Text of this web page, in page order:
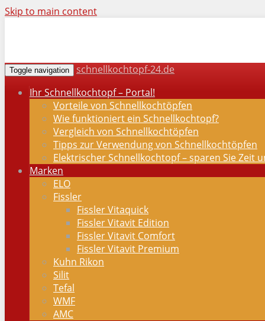
Skip to main content
Toggle navigation
schnellkochtopf-24.de
Ihr Schnellkochtopf – Portal!
Vorteile von Schnellkochtöpfen
Wie funktioniert ein Schnellkochtopf?
Vergleich von Schnellkochtöpfen
Tipps zur Verwendung von Schnellkochtöpfen
Elektrischer Schnellkochtopf – sparen Sie Zeit
Marken
ELO
Fissler
Fissler Vitaquick
Fissler Vitavit Edition
Fissler Vitavit Comfort
Fissler Vitavit Premium
Kuhn Rikon
Silit
Tefal
WMF
AMC